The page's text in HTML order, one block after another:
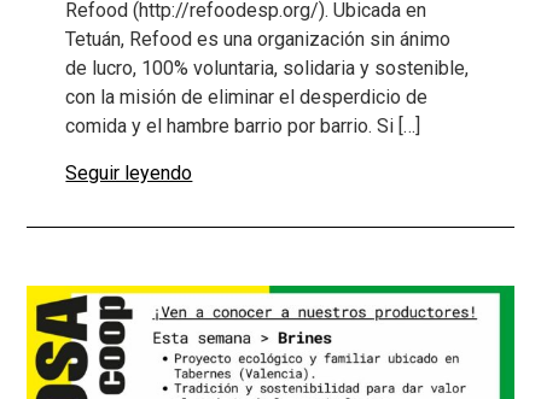
Refood (http://refoodesp.org/). Ubicada en
Tetuán, Refood es una organización sin ánimo
de lucro, 100% voluntaria, solidaria y sostenible,
con la misión de eliminar el desperdicio de
comida y el hambre barrio por barrio. Si […]
Seguir leyendo